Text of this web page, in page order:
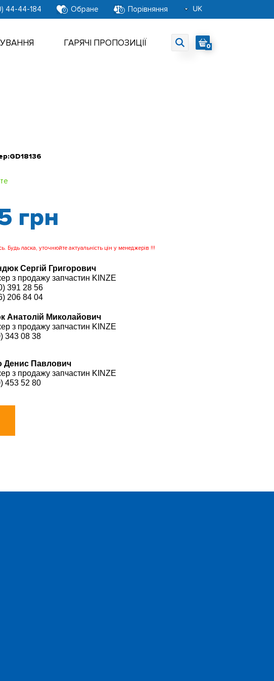
44-44-184 0 Обране 0 Порівняння
UK
RU
EN
ГАРЯЧІ ПРОПОЗИЦІЇ 0
GD18136
грн
Будь ласка, уточнюйте актуальність цін у менеджерів !!!
Сергій Григорович
з продажу запчастин KINZE
391 28 56
206 84 04
Анатолій Миколайович
з продажу запчастин KINZE
343 08 38
Денис Павлович
з продажу запчастин KINZE
453 52 80